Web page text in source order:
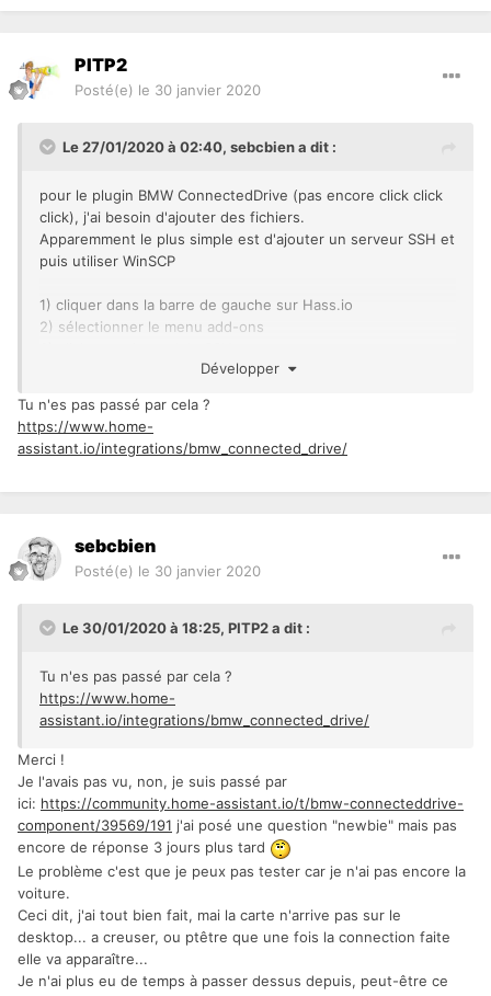
PITP2
Posté(e) le 30 janvier 2020
Le 27/01/2020 à 02:40, sebcbiena dit :
pour le plugin BMW ConnectedDrive (pas encore click click
click), j'ai besoin d'ajouter des fichiers.
Apparemment le plus simple est d'ajouter un serveur SSH et
puis utiliser WinSCP
1) cliquer dans la barre de gauche sur Hass.io
2) sélectionner le menu add-ons
6) le démarrer
7) utiliser putty pour se connecter avec le login root et le
pass spécifié plus haut pour voir si ça fonctionne
Niveau de barbe nécessaire: 3mm
Développer
Tu n'es pas passé par cela ?
https://www.home-
assistant.io/integrations/bmw_connected_drive/
sebcbien
Posté(e) le 30 janvier 2020
Le 30/01/2020 à 18:25, PITP2a dit :
Tu n'es pas passé par cela ?
https://www.home-
assistant.io/integrations/bmw_connected_drive/
Merci !
Je l'avais pas vu, non, je suis passé par
ici: https://community.home-assistant.io/t/bmw-connecteddrive-
component/39569/191 j'ai posé une question "newbie" mais pas
encore de réponse 3 jours plus tard
Le problème c'est que je peux pas tester car je n'ai pas encore la
voiture.
Ceci dit, j'ai tout bien fait, mai la carte n'arrive pas sur le
desktop... a creuser, ou ptêtre que une fois la connection faite
elle va apparaître...
Je n'ai plus eu de temps à passer dessus depuis, peut-être ce